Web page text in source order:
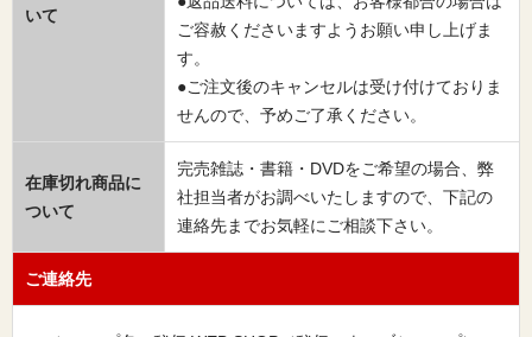
いて
ご容赦くださいますようお願い申し上げま
す。
●ご注文後のキャンセルは受け付けておりま
せんので、予めご了承ください。
在庫切れ商品に
ついて
完売雑誌・書籍・DVDをご希望の場合、弊
社担当者がお調べいたしますので、下記の
連絡先までお気軽にご相談下さい。
ご連絡先